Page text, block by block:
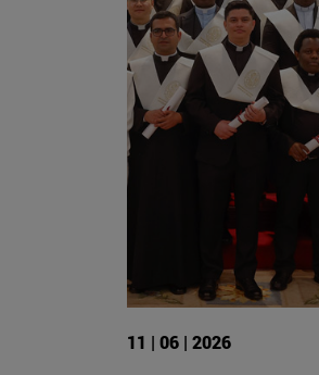
11 | 06 | 2026